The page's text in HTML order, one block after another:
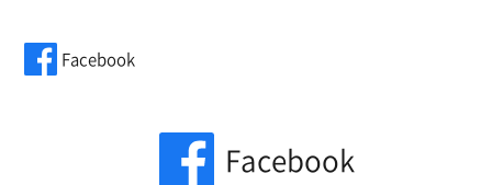
Facebook
Facebook